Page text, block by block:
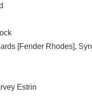
[Fender Rhodes],
Estrin